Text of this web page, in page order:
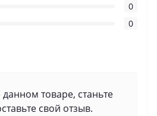
0
0
товаре, станьте
свой отзыв.